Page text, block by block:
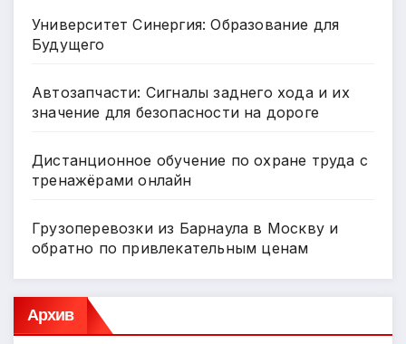
Университет Синергия: Образование для
Будущего
Автозапчасти: Сигналы заднего хода и их
значение для безопасности на дороге
Дистанционное обучение по охране труда с
тренажёрами онлайн
Грузоперевозки из Барнаула в Москву и
обратно по привлекательным ценам
Архив